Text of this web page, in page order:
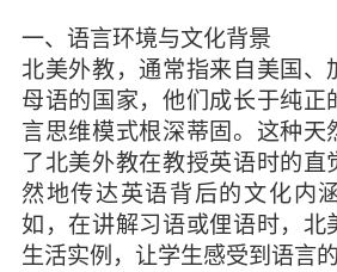
一、语言环境与文化背景
北美外教，通常指来自美国、
母语的国家，他们成长于纯正
言思维模式根深蒂固。这种天
了北美外教在教授英语时的直
然地传达英语背后的文化内
如，在讲解习语或俚语时，北
生活实例，让学生感受到语言